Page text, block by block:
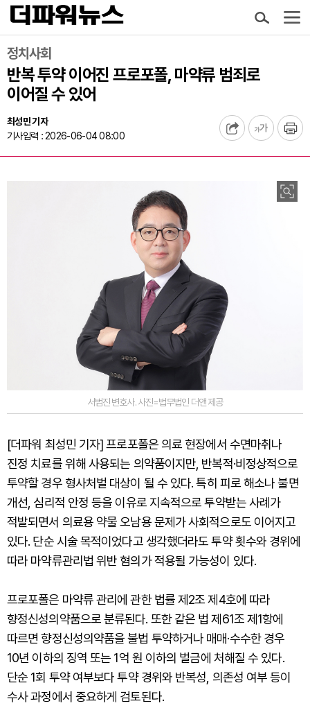
정치사회
반복 투약 이어진 프로포폴, 마약류 범죄로
이어질 수 있어
최성민 기자
기사입력 : 2026-06-04 08:00
서범진 변호사. 사진=법무법인 더앤 제공
[더파워 최성민 기자] 프로포폴은 의료 현장에서 수면마취나
진정 치료를 위해 사용되는 의약품이지만, 반복적·비정상적으로
투약할 경우 형사처벌 대상이 될 수 있다. 특히 피로 해소나 불면
개선, 심리적 안정 등을 이유로 지속적으로 투약받는 사례가
적발되면서 의료용 약물 오남용 문제가 사회적으로도 이어지고
있다. 단순 시술 목적이었다고 생각했더라도 투약 횟수와 경위에
따라 마약류관리법 위반 혐의가 적용될 가능성이 있다.
프로포폴은 마약류 관리에 관한 법률 제2조 제4호에 따라
향정신성의약품으로 분류된다. 또한 같은 법 제61조 제1항에
따르면 향정신성의약품을 불법 투약하거나 매매·수수한 경우
10년 이하의 징역 또는 1억 원 이하의 벌금에 처해질 수 있다.
단순 1회 투약 여부보다 투약 경위와 반복성, 의존성 여부 등이
수사 과정에서 중요하게 검토된다.